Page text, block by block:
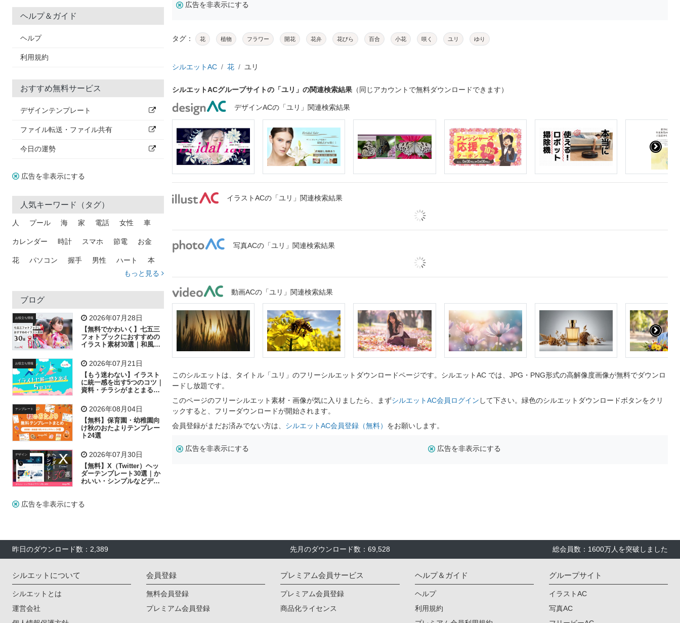
ヘルプ＆ガイド
ヘルプ
利用規約
おすすめ無料サービス
デザインテンプレート
ファイル転送・ファイル共有
今日の運勢
広告を非表示にする
人気キーワード（タグ）
人 プール 海 家 電話 女性 車
カレンダー 時計 スマホ 節電 お金
花 パソコン 握手 男性 ハート 本
トラック 木
吹き出し
飛行機 グラフ ビル 魚 家族 書類
歩く 工場 会社 太陽 キラキラ
子供 作業員 相談 ピクトグラム
もっと見る
ブログ
お役立ち情報 2026年07月28日
【無料でかわいく】七五三
フォトブックにおすすめの
イラスト素材30選｜和風の
お役立ち情報 2026年07月21日
【もう迷わない】イラスト
に統一感を出す5つのコツ｜
資料・チラシがまとまるフ
テンプレート 2026年08月04日
【無料】保育園・幼稚園向
け秋のおたよりテンプレー
ト24選
デザイン 2026年07月30日
【無料】X（Twitter）ヘッ
ダーテンプレート30選｜か
わいい・シンプルなどデザ
広告を非表示にする
広告を非表示にする
タグ： 花 植物 フラワー 開花 花弁 花びら 百合 小花 咲く ユリ ゆり
シルエットAC 花 ユリ
シルエットACグループサイトの「ユリ」の関連検索結果 （同じアカウントで無料ダウンロードできます）
デザインACの「ユリ」関連検索結果
イラストACの「ユリ」関連検索結果
写真ACの「ユリ」関連検索結果
動画ACの「ユリ」関連検索結果
このシルエットは、タイトル「ユリ」のフリーシルエットダウンロードページです。シルエットAC では、JPG・PNG形式の高解像度画像が無料でダウンロ
ードし放題です。
このページのフリーシルエット素材・画像が気に入りましたら、まずシルエットAC会員ログイン して下さい。緑色のシルエットダウンロードボタンをクリ
ックすると、フリーダウンロードが開始されます。
会員登録がまだお済みでない方は、 シルエットAC会員登録（無料） をお願いします。
広告を非表示にする 広告を非表示にする
昨日のダウンロード数：2,389 先月のダウンロード数：69,528 総会員数：1600万人を突破しました
シルエットについて
シルエットとは
運営会社
会員登録
無料会員登録
プレミアム会員登録
プレミアム会員サービス
プレミアム会員登録
商品化ライセンス
ヘルプ＆ガイド
ヘルプ
利用規約
グループサイト
イラストAC
写真AC